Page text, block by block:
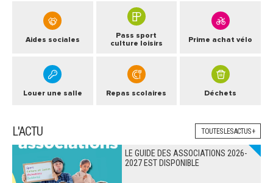
Aides sociales
Pass sport
culture loisirs
Prime achat vélo
Louer une salle Repas scolaires Déchets
L'ACTU TOUTES LES ACTUS +
LE GUIDE DES ASSOCIATIONS 2026-
2027 EST DISPONIBLE